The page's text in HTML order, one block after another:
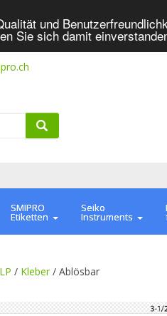
und
Sie sich damit
SMIPRO
Etiketten
Seiko
Instruments
/ Kleber / Ablösbar